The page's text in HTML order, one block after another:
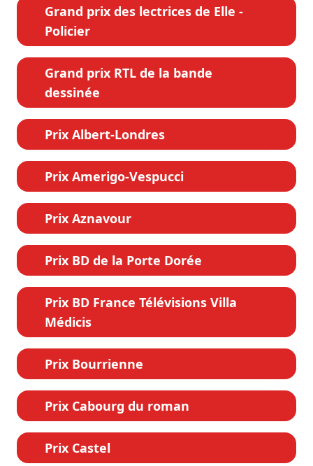
Grand prix des lectrices de Elle -
Policier
Grand prix RTL de la bande
dessinée
Prix Albert-Londres
Prix Amerigo-Vespucci
Prix Aznavour
Prix BD de la Porte Dorée
Prix BD France Télévisions Villa
Médicis
Prix Bourrienne
Prix Cabourg du roman
Prix Castel